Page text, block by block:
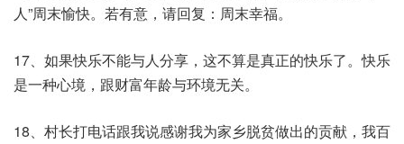
人”周末愉快。若有意，请回复：周末幸福。
17、如果快乐不能与人分享，这不算是真正的快乐了。快乐
是一种心境，跟财富年龄与环境无关。
18、村长打电话跟我说感谢我为家乡脱贫做出的贡献，我百